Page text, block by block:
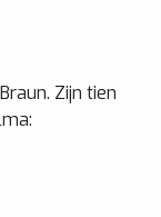
Zijn tien